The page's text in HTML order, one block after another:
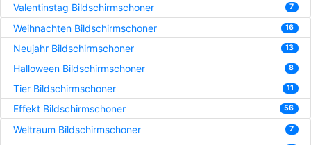
Valentinstag Bildschirmschoner 7
Weihnachten Bildschirmschoner 16
Neujahr Bildschirmschoner 13
Halloween Bildschirmschoner 8
Tier Bildschirmschoner 11
Effekt Bildschirmschoner 56
Weltraum Bildschirmschoner 7